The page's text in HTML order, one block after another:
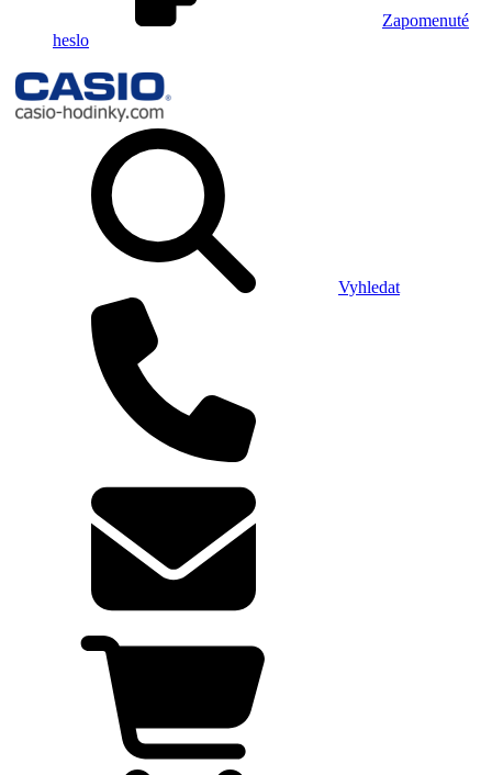
Zapomenuté
heslo
Vyhledat